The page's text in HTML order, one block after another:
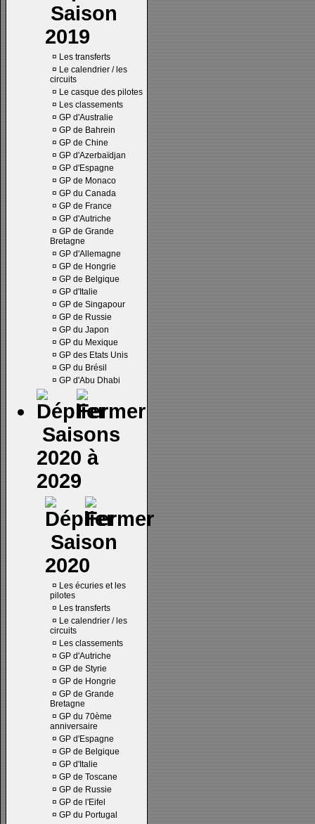
Saison
2019
¤ Les transferts
¤ Le calendrier / les
circuits
¤ Le casque des pilotes
¤ Les classements
¤ GP d'Australie
¤ GP de Bahrein
¤ GP de Chine
¤ GP d'Azerbaïdjan
¤ GP d'Espagne
¤ GP de Monaco
¤ GP du Canada
¤ GP de France
¤ GP d'Autriche
¤ GP de Grande
Bretagne
¤ GP d'Allemagne
¤ GP de Hongrie
¤ GP de Belgique
¤ GP d'Italie
¤ GP de Singapour
¤ GP de Russie
¤ GP du Japon
¤ GP du Mexique
¤ GP des Etats Unis
¤ GP du Brésil
¤ GP d'Abu Dhabi
Saisons
2020 à
2029
Saison
2020
¤ Les écuries et les
pilotes
¤ Les transferts
¤ Le calendrier / les
circuits
¤ Les classements
¤ GP d'Autriche
¤ GP de Styrie
¤ GP de Hongrie
¤ GP de Grande
Bretagne
¤ GP du 70ème
anniversaire
¤ GP d'Espagne
¤ GP de Belgique
¤ GP d'Italie
¤ GP de Toscane
¤ GP de Russie
¤ GP de l'Eifel
¤ GP du Portugal